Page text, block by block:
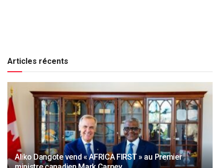
Articles récents
Aliko Dangote vend « AFRICA FIRST » au Premier